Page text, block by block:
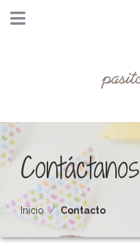
Contáctanos
Inicio Contacto